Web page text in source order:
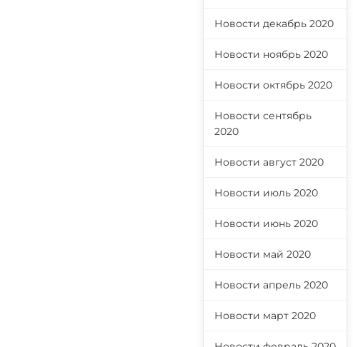
Новости декабрь 2020
Новости ноябрь 2020
Новости октябрь 2020
Новости сентябрь
2020
Новости август 2020
Новости июль 2020
Новости июнь 2020
Новости май 2020
Новости апрель 2020
Новости март 2020